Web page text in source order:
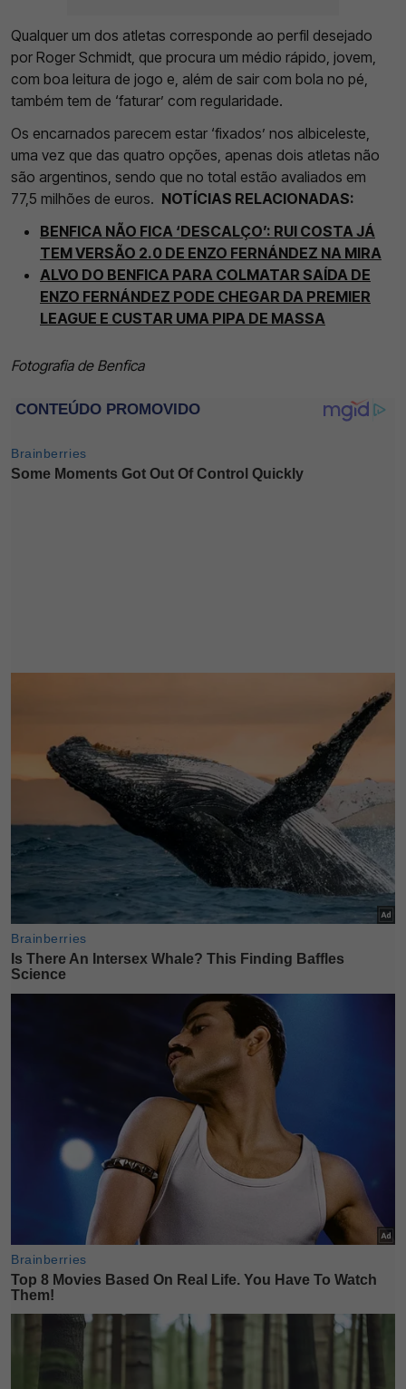
Qualquer um dos atletas corresponde ao perfil desejado
por Roger Schmidt, que procura um médio rápido, jovem,
com boa leitura de jogo e, além de sair com bola no pé,
também tem de ‘faturar’ com regularidade.
Os encarnados parecem estar ‘fixados’ nos albiceleste,
uma vez que das quatro opções, apenas dois atletas não
são argentinos, sendo que no total estão avaliados em
77,5 milhões de euros. NOTÍCIAS RELACIONADAS:
BENFICA NÃO FICA ‘DESCALÇO’: RUI COSTA JÁ
TEM VERSÃO 2.0 DE ENZO FERNÁNDEZ NA MIRA
ALVO DO BENFICA PARA COLMATAR SAÍDA DE
ENZO FERNÁNDEZ PODE CHEGAR DA PREMIER
LEAGUE E CUSTAR UMA PIPA DE MASSA
Fotografia de Benfica